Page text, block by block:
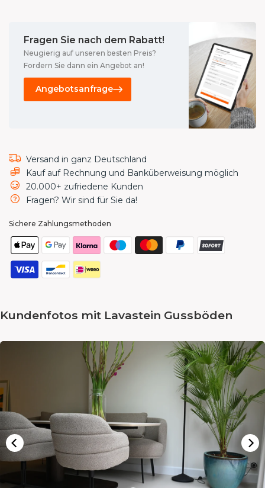
Fragen Sie nach dem Rabatt!
Neugierig auf unseren besten Preis?
Fordern Sie dann ein Angebot an!
Versand in ganz Deutschland
Kauf auf Rechnung und Banküberweisung möglich
20.000+ zufriedene Kunden
Fragen? Wir sind für Sie da!
Sichere Zahlungsmethoden
Kundenfotos mit Lavastein Gussböden